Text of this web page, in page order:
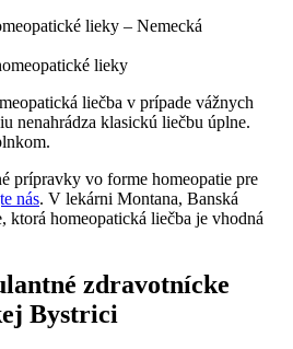
lieky – Nemecká
lieky
liečba v prípade vážnych
nenahrádza klasickú liečbu úplne.
prípravky vo forme homeopatie pre
nás. V lekárni Montana, Banská
ktorá homeopatická liečba je vhodná
zdravotnícke
Bystrici